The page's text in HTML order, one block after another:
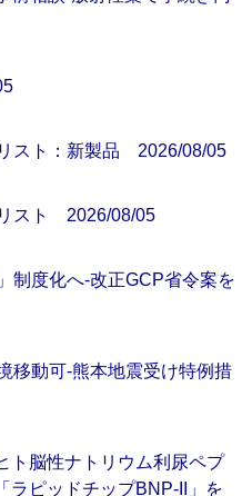
スト：新製品 2026/08/05
スト 2026/08/05
制度化へ‐改正GCP省令案を
移動可‐熊本地震受け特例措
ト脳性ナトリウム利尿ペプ
ラピッドチップBNP-II」を